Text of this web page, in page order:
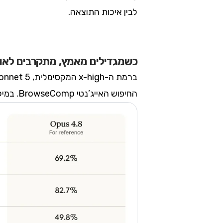
לבין איכות התוצאה.
כשמגדילים מאמץ, מתקרבים
החיפוש האייג’נטי BrowseComp. במילים אחרות, כשצריך, אפשר לדחוף את המודל הזול לרמת ביצועים של מודל דגל.